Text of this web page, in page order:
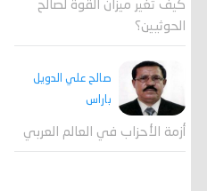
كيف تغير ميزان القوة لصالح
الحوثيين؟
صالح علي الدويل
باراس
أزمة الأحزاب في العالم العربي